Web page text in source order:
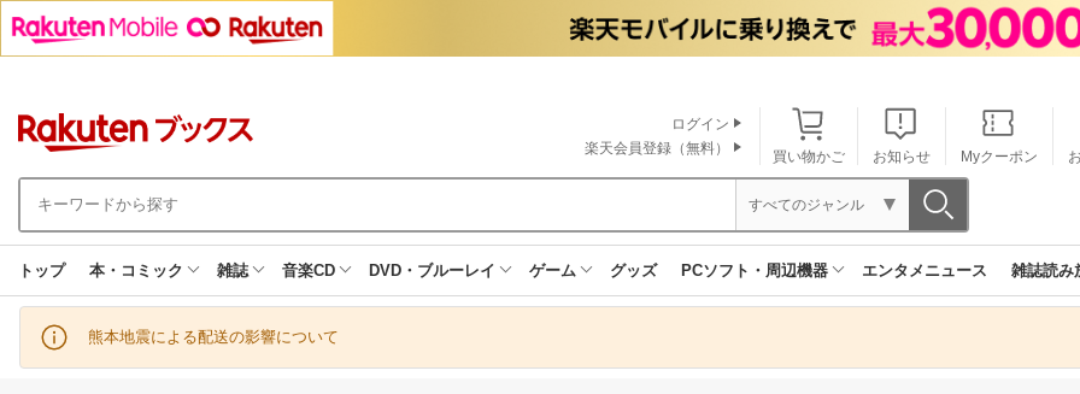
買い物かご お知らせ Myクーポン
ログイン
楽天会員登録（無料）
すべてのジャンル
トップ 本・コミック 雑誌 音楽CD DVD・ブルーレイ ゲーム グッズ PCソフト・周辺機器 エンタメニュース 雑誌読み
熊本地震による配送の影響について